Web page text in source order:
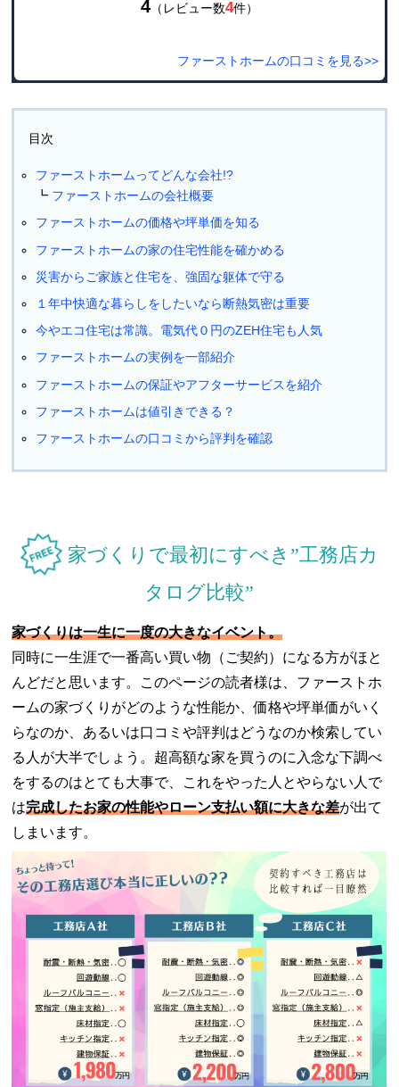
4 （レビュー数4件）
ファーストホームの口コミを見る>>
目次
ファーストホームってどんな会社!?
ファーストホームの会社概要
ファーストホームの価格や坪単価を知る
ファーストホームの家の住宅性能を確かめる
災害からご家族と住宅を、強固な躯体で守る
１年中快適な暮らしをしたいなら断熱気密は重要
今やエコ住宅は常識。電気代０円のZEH住宅も人気
ファーストホームの実例を一部紹介
ファーストホームの保証やアフターサービスを紹介
ファーストホームは値引きできる？
ファーストホームの口コミから評判を確認